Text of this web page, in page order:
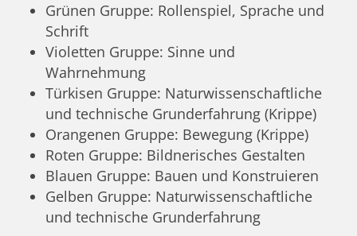
Grünen Gruppe: Rollenspiel, Sprache und
Schrift
Violetten Gruppe: Sinne und
Wahrnehmung
Türkisen Gruppe: Naturwissenschaftliche
und technische Grunderfahrung (Krippe)
Orangenen Gruppe: Bewegung (Krippe)
Roten Gruppe: Bildnerisches Gestalten
Blauen Gruppe: Bauen und Konstruieren
Gelben Gruppe: Naturwissenschaftliche
und technische Grunderfahrung